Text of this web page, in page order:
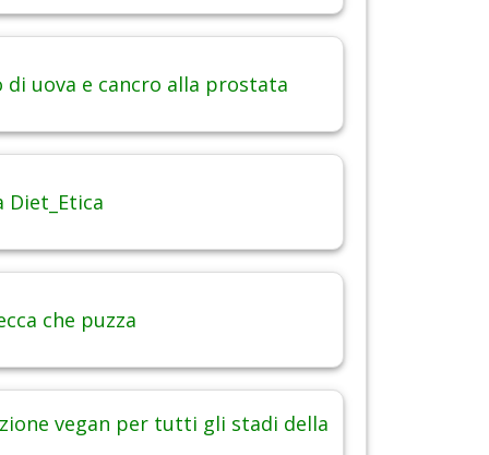
di uova e cancro alla prostata
Diet_Etica
che puzza
vegan per tutti gli stadi della